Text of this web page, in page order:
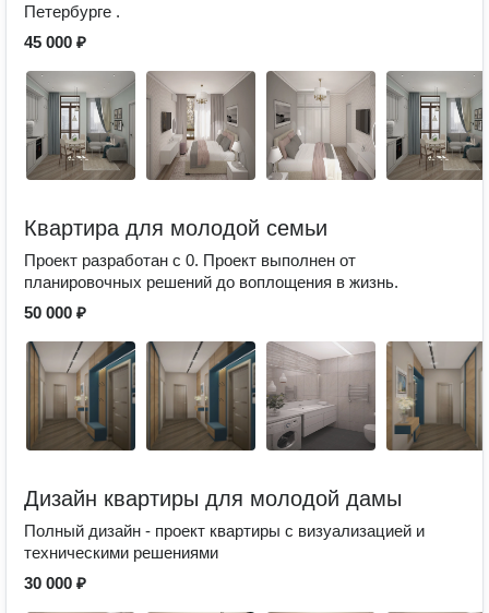
Петербурге .
45 000 ₽
Квартира для молодой семьи
Проект разработан с 0. Проект выполнен от
планировочных решений до воплощения в жизнь.
50 000 ₽
Дизайн квартиры для молодой дамы
Полный дизайн - проект квартиры с визуализацией и
техническими решениями
30 000 ₽